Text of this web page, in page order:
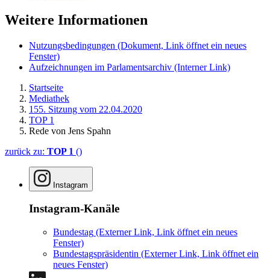
Weitere Informationen
Nutzungsbedingungen (Dokument, Link öffnet ein neues
Fenster)
Aufzeichnungen im Parlamentsarchiv (Interner Link)
Startseite
Mediathek
155. Sitzung vom 22.04.2020
TOP 1
Rede von Jens Spahn
zurück zu: TOP 1 ()
Instagram
Instagram-Kanäle
Bundestag (Externer Link, Link öffnet ein neues
Fenster)
Bundestagspräsidentin (Externer Link, Link öffnet ein
neues Fenster)